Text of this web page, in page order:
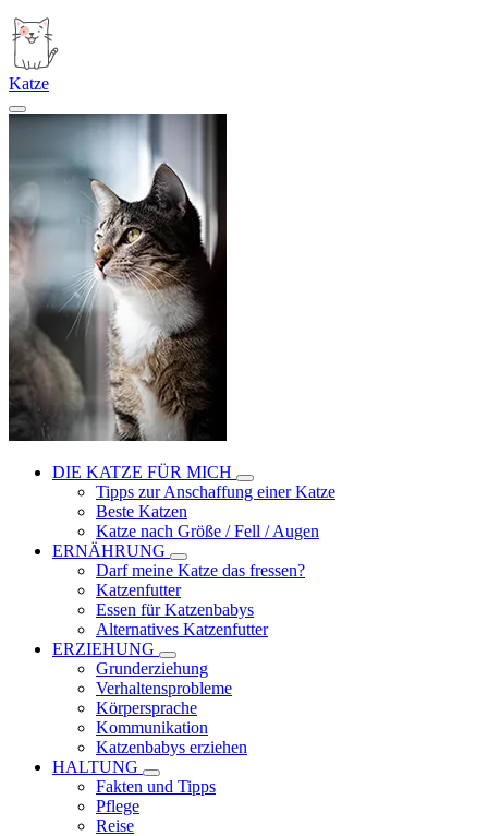
Katze
DIE KATZE FÜR MICH
Tipps zur Anschaffung einer Katze
Beste Katzen
Katze nach Größe / Fell / Augen
ERNÄHRUNG
Darf meine Katze das fressen?
Katzenfutter
Essen für Katzenbabys
Alternatives Katzenfutter
ERZIEHUNG
Grunderziehung
Verhaltensprobleme
Körpersprache
Kommunikation
Katzenbabys erziehen
HALTUNG
Fakten und Tipps
Pflege
Reise